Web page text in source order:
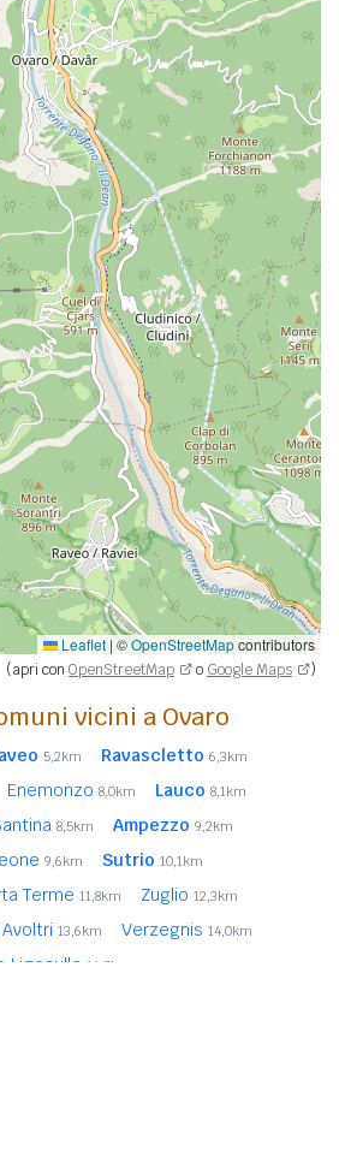
Leaflet | ©OpenStreetMapcontributors
(apri con OpenStreetMap o Google Maps )
vicini a Ovaro
5,2km Ravascletto 6,3km
Enemonzo 8,0km Lauco 8,1km
8,5km Ampezzo 9,2km
9,6km Sutrio 10,1km
Terme 11,8km Zuglio 12,3km
13,6km Verzegnis 14,0km
Ligosullo 14,7km